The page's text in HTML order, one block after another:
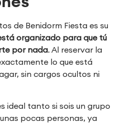
de Benidorm Fiesta es su
organizado para que tú
por nada. Al reservar la
lo que está
sin cargos ocultos ni
ideal tanto si sois un grupo
pocas personas, ya